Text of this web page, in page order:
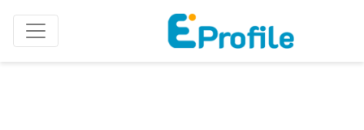
HomeProfile doanh nghiệp